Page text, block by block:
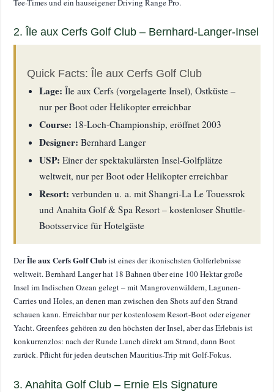
2. Île aux Cerfs Golf Club – Bernhard-Langer-Insel
Quick Facts: Île aux Cerfs Golf Club
Lage: Île aux Cerfs (vorgelagerte Insel), Ostküste –
nur per Boot oder Helikopter erreichbar
Course: 18-Loch-Championship, eröffnet 2003
Designer: Bernhard Langer
USP: Einer der spektakulärsten Insel-Golfplätze
weltweit, nur per Boot oder Helikopter erreichbar
Resort: verbunden u. a. mit Shangri-La Le Touessrok
und Anahita Golf & Spa Resort – kostenloser Shuttle-
Bootsservice für Hotelgäste
DerÎle aux Cerfs Golf Clubist eines der ikonischsten Golferlebnisse
weltweit. Bernhard Langer hat 18 Bahnen über eine 100 Hektar große
Insel im Indischen Ozean gelegt – mit Mangrovenwäldern, Lagunen-
Carries und Holes, an denen man zwischen den Shots auf den Strand
schauen kann. Erreichbar nur per kostenlosem Resort-Boot oder eigener
Yacht. Greenfees gehören zu den höchsten der Insel, aber das Erlebnis ist
konkurrenzlos: nach der Runde Lunch direkt am Strand, dann Boot
zurück. Pflicht für jeden deutschen Mauritius-Trip mit Golf-Fokus.
3. Anahita Golf Club – Ernie Els Signature